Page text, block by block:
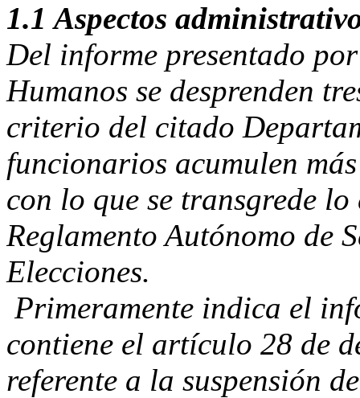
1.1 Aspectos
Del informe presentado
Humanos se desprenden
criterio del citado
funcionarios acumulen
con lo que se transgrede
Reglamento Autónomo de
Elecciones.
Primeramente indica el
contiene el artículo 28 de
referente a la suspensión